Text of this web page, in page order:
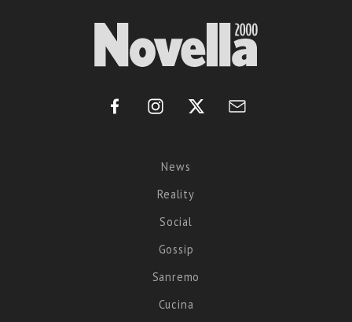
News
Reality
Social
Gossip
Sanremo
Cucina